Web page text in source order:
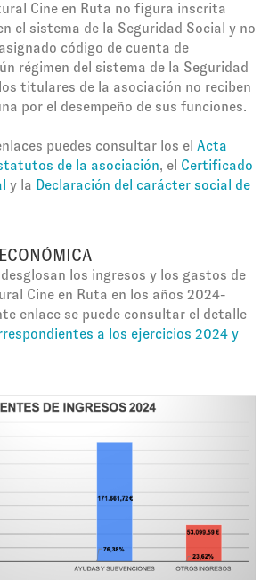
Cine en Ruta no figura inscrita
el sistema de la Seguridad Social y no
código de cuenta de
régimen del sistema de la Seguridad
titulares de la asociación no reciben
por el desempeño de sus funciones.
puedes consultar los el Acta
de la asociación, el Certificado
y la Declaración del carácter social de
los ingresos y los gastos de
Cine en Ruta en los años 2024-
enlace se puede consultar el detalle
a los ejercicios 2024 y